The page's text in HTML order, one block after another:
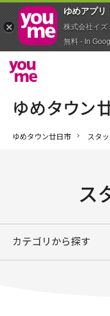
ゆめタウン廿日市 スタ
ス
カテゴリから探す
ゆめアプ‪リ‬
株式会社イズ
無料 - In